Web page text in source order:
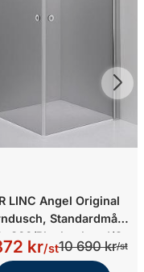
LINC Angel Original
Standardmått
Blankpolerad/Gr
ått Glas)
kr/st10 690 kr/st